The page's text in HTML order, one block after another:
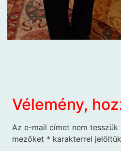
Vélemény,
Az e-mail címet nem tesszük
mezőket * karakterrel jelöltük